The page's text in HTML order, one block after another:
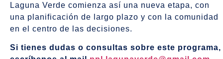
Laguna Verde comienza así una nueva etapa, con
una planificación de largo plazo y con la comunidad
en el centro de las decisiones.
Si tienes dudas o consultas sobre este programa,